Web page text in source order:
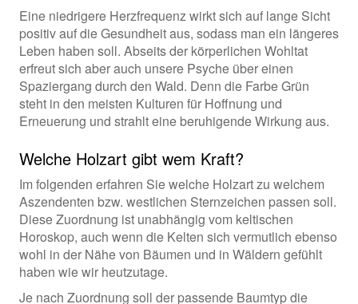
Eine niedrigere Herzfrequenz wirkt sich auf lange Sicht
positiv auf die Gesundheit aus, sodass man ein längeres
Leben haben soll. Abseits der körperlichen Wohltat
erfreut sich aber auch unsere Psyche über einen
Spaziergang durch den Wald. Denn die Farbe Grün
steht in den meisten Kulturen für Hoffnung und
Erneuerung und strahlt eine beruhigende Wirkung aus.
Welche Holzart gibt wem Kraft?
Im folgenden erfahren Sie welche Holzart zu welchem
Aszendenten bzw. westlichen Sternzeichen passen soll.
Diese Zuordnung ist unabhängig vom keltischen
Horoskop, auch wenn die Kelten sich vermutlich ebenso
wohl in der Nähe von Bäumen und in Wäldern gefühlt
haben wie wir heutzutage.
Je nach Zuordnung soll der passende Baumtyp die